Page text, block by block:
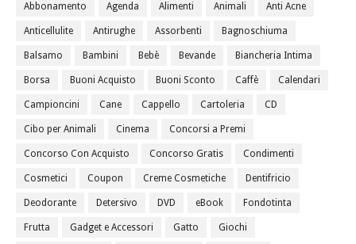
Abbonamento Agenda Alimenti Animali Anti Acne
Anticellulite Antirughe Assorbenti Bagnoschiuma
Balsamo Bambini Bebè Bevande Biancheria Intima
Borsa Buoni Acquisto Buoni Sconto Caffè Calendari
Campioncini Cane Cappello Cartoleria CD
Cibo per Animali Cinema Concorsi a Premi
Concorso Con Acquisto Concorso Gratis Condimenti
Cosmetici Coupon Creme Cosmetiche Dentifricio
Deodorante Detersivo DVD eBook Fondotinta
Frutta Gadget e Accessori Gatto Giochi